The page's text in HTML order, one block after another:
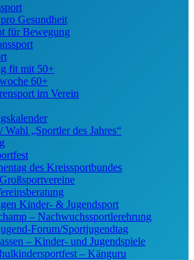
Gesundheit
für Bewegung
fit mit 50+
60+
im Verein
Wahl „Sportler des Jahres“
des Kreissportbundes
Kinder- & Jugendsport
– Nach­wuchs­sportler­ehrung
Forum/Sport­jugend­tag
– Kinder- und Jugendspiele
– Känguru